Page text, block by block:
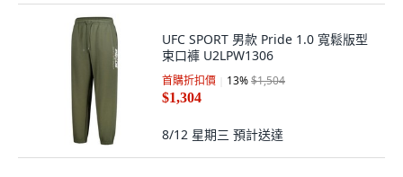
UFC SPORT 男款 Pride 1.0 寬鬆版型
束口褲 U2LPW1306
首購折扣價 13%$1,504
$1,304
8/12 星期三 預計送達